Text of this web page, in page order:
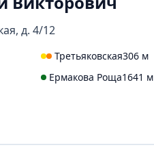
д. 4/12
Третьяковская306 м
Ермакова Роща1641 м